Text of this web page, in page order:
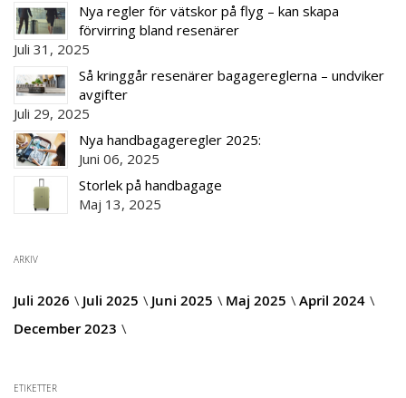
Nya regler för vätskor på flyg – kan skapa
förvirring bland resenärer
Juli 31, 2025
Så kringgår resenärer bagagereglerna – undviker
avgifter
Juli 29, 2025
Nya handbagageregler 2025:
Juni 06, 2025
Storlek på handbagage
Maj 13, 2025
ARKIV
Juli 2026 Juli 2025 Juni 2025 Maj 2025
April 2024
December 2023
ETIKETTER